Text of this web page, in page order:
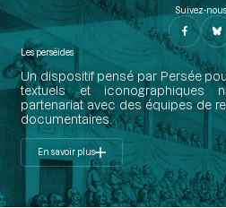
Suivez-nous
Les perséides
Un dispositif pensé par Persée
textuels et iconographiques
partenariat avec des équipes de
documentaires.
En savoir plus